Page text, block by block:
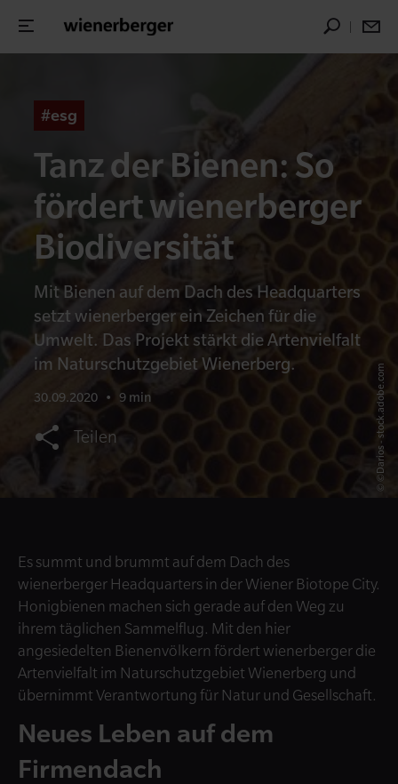
© ©Darios - stock.adobe.com
#esg
Tanz der Bienen: So
fördert wienerberger
Biodiversität
Mit Bienen auf dem Dach des Headquarters
setzt wienerberger ein Zeichen für die
Umwelt. Das Projekt stärkt die Artenvielfalt
im Naturschutzgebiet Wienerberg.
30.09.2020 • 9 min
Teilen
Es summt und brummt auf dem Dach des
wienerberger Headquarters in der Wiener Biotope City.
Honigbienen machen sich gerade auf den Weg zu
ihrem täglichen Sammelflug. Mit den hier
angesiedelten Bienenvölkern fördert wienerberger die
Artenvielfalt im Naturschutzgebiet Wienerberg und
übernimmt Verantwortung für Natur und Gesellschaft.
Neues Leben auf dem
Firmendach